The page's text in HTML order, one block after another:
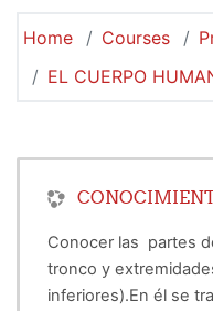
Home Courses
EL CUERPO
Conocer las partes
tronco y
inferiores).En él se